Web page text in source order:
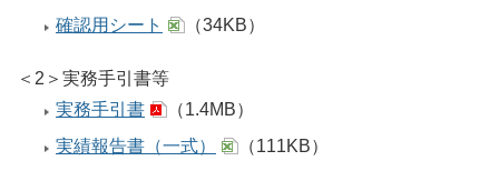
確認用シート
（34KB）
＜2＞実務手引書等
実務手引書
（1.4MB）
実績報告書（一式）
（111KB）